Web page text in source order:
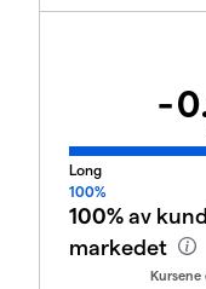
-
Long
100%
100%av
markedet